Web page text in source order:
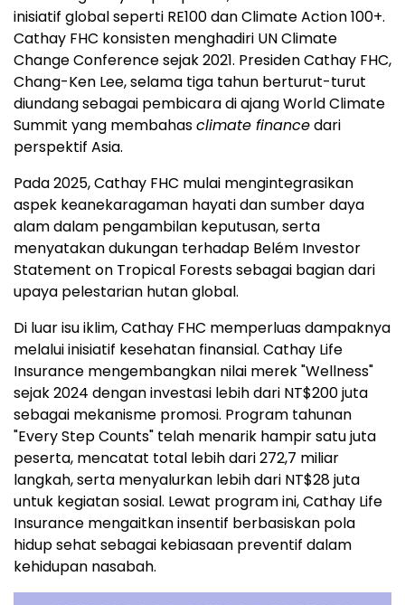
inisiatif global seperti RE100 dan Climate Action 100+.
Cathay FHC konsisten menghadiri UN Climate
Change Conference sejak 2021. Presiden Cathay FHC,
Chang-Ken Lee, selama tiga tahun berturut-turut
diundang sebagai pembicara di ajang World Climate
Summit yang membahasclimate financedari
perspektif Asia.
Pada 2025, Cathay FHC mulai mengintegrasikan
aspek keanekaragaman hayati dan sumber daya
alam dalam pengambilan keputusan, serta
menyatakan dukungan terhadap Belém Investor
Statement on Tropical Forests sebagai bagian dari
upaya pelestarian hutan global.
Di luar isu iklim, Cathay FHC memperluas dampaknya
melalui inisiatif kesehatan finansial. Cathay Life
Insurance mengembangkan nilai merek "Wellness"
sejak 2024 dengan investasi lebih dari NT$200 juta
sebagai mekanisme promosi. Program tahunan
"Every Step Counts" telah menarik hampir satu juta
peserta, mencatat total lebih dari 272,7 miliar
langkah, serta menyalurkan lebih dari NT$28 juta
untuk kegiatan sosial. Lewat program ini, Cathay Life
Insurance mengaitkan insentif berbasiskan pola
hidup sehat sebagai kebiasaan preventif dalam
kehidupan nasabah.